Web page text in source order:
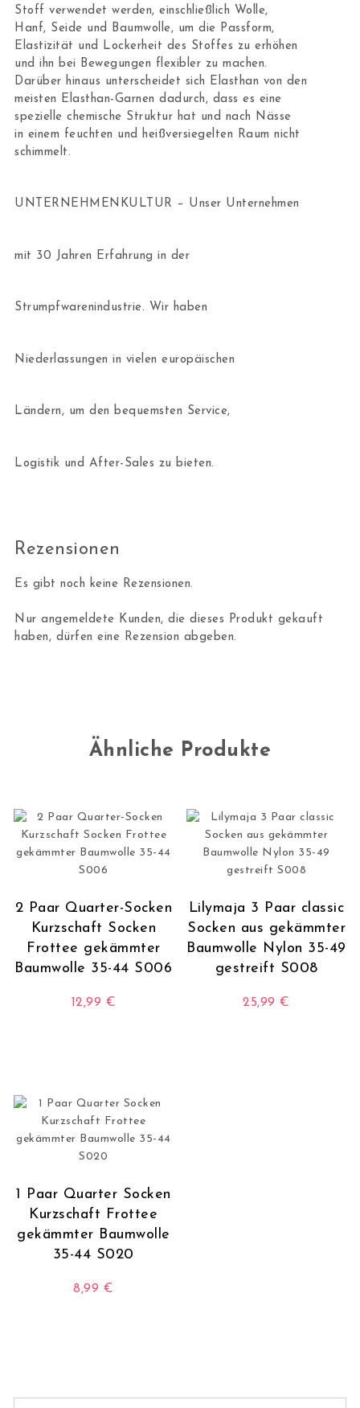
Stoff verwendet werden, einschließlich Wolle,
Hanf, Seide und Baumwolle, um die Passform,
Elastizität und Lockerheit des Stoffes zu erhöhen
und ihn bei Bewegungen flexibler zu machen.
Darüber hinaus unterscheidet sich Elasthan von den
meisten Elasthan-Garnen dadurch, dass es eine
spezielle chemische Struktur hat und nach Nässe
in einem feuchten und heißversiegelten Raum nicht
schimmelt.
UNTERNEHMENKULTUR – Unser Unternehmen
mit 30 Jahren Erfahrung in der
Strumpfwarenindustrie. Wir haben
Niederlassungen in vielen europäischen
Ländern, um den bequemsten Service,
Logistik und After-Sales zu bieten.
Rezensionen
Es gibt noch keine Rezensionen.
Nur angemeldete Kunden, die dieses Produkt gekauft
haben, dürfen eine Rezension abgeben.
Ähnliche Produkte
2 Paar Quarter-Socken
Kurzschaft Socken
Frottee gekämmter
Baumwolle 35-44 S006
12,99 €
Lilymaja 3 Paar classic
Socken aus gekämmter
Baumwolle Nylon 35-49
gestreift S008
25,99€
1 Paar Quarter Socken
Kurzschaft Frottee
gekämmter Baumwolle
35-44 S020
8,99 €